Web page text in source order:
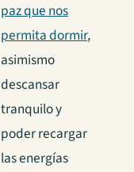
paz que nos
permita dormir,
asimismo
descansar
tranquilo y
poder recargar
las energías